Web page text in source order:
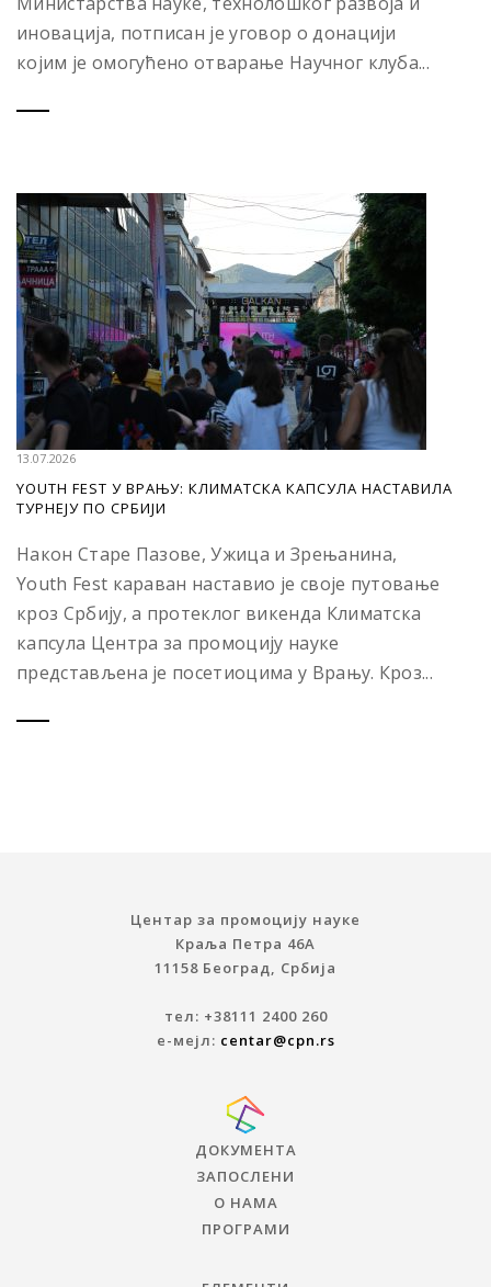
иновација, потписан је уговор о донацији
којим је омогућено отварање Научног клуба...
13.07.2026
YOUTH FEST У ВРАЊУ: КЛИМАТСКА КАПСУЛА НАСТАВИЛА
ТУРНЕЈУ ПО СРБИЈИ
Након Старе Пазове, Ужица и Зрењанина,
Youth Fest караван наставио је своје путовање
кроз Србију, а протеклог викенда Климатска
капсула Центра за промоцију науке
представљена је посетиоцима у Врању. Кроз...
Центар за промоцију науке
Краља Петра 46A
11158 Београд, Србија
тел: +38111 2400 260
е-мејл: centar@cpn.rs
ДОКУМЕНТА
ЗАПОСЛЕНИ
О НАМА
ПРОГРАМИ